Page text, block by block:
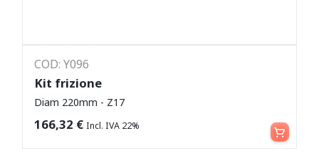
COD: Y096
Kit frizione
Diam 220mm - Z17
166,32 € Incl. IVA 22% Leggi tutto